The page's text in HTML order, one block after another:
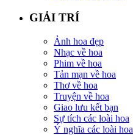
GIẢI TRÍ
Ảnh hoa đẹp
Nhạc về hoa
Phim về hoa
Tản mạn về hoa
Thơ về hoa
Truyện về hoa
Giao lưu kết bạn
Sự tích các loài hoa
Ý nghĩa các loài hoa